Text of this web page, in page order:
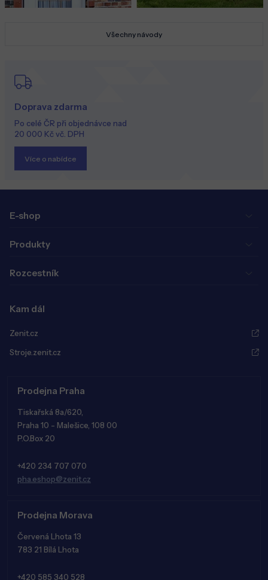
Doprava zdarma
Po celé ČR při objednávce nad
20 000 Kč vč. DPH
Více o nabídce
Všechny návody
E-shop
Produkty
Rozcestník
Kam dál
Zenit.cz
Stroje.zenit.cz
Prodejna Praha
Tiskařská 8a/620,
Praha 10 - Malešice, 108 00
P.O.Box 20
+420 234 707 070
pha.eshop@zenit.cz
Prodejna Morava
Červená Lhota 13
783 21 Bílá Lhota
+420 585 340 528